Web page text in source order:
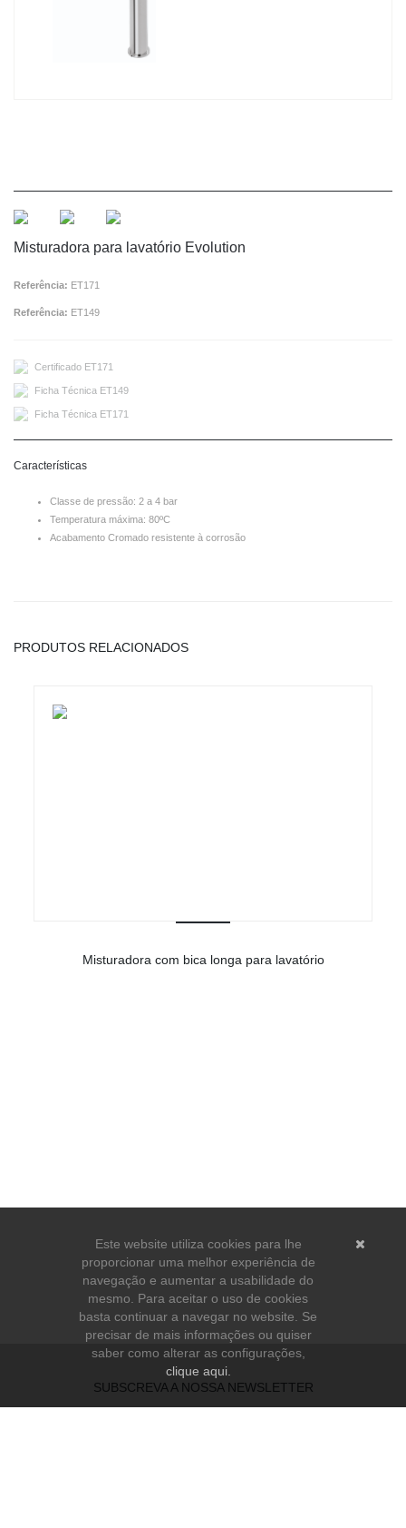
Misturadora para lavatório Evolution
Referência: ET171
Referência: ET149
Certificado ET171
Ficha Técnica ET149
Ficha Técnica ET171
Características
Classe de pressão: 2 a 4 bar
Temperatura máxima: 80ºC
Acabamento Cromado resistente à corrosão
PRODUTOS RELACIONADOS
Misturadora com bica longa para lavatório
SUBSCREVA A NOSSA NEWSLETTER
Este website utiliza cookies para lhe
proporcionar uma melhor experiência de
navegação e aumentar a usabilidade do
mesmo. Para aceitar o uso de cookies
basta continuar a navegar no website. Se
precisar de mais informações ou quiser
saber como alterar as configurações,
clique aqui.